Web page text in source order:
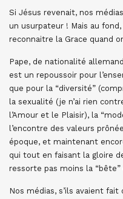
Si Jésus revenait, nos
un usurpateur ! Mais au
reconnaitre la Grace quand
Pape, de nationalité
est un repoussoir pour
que pour la “diversité”
la sexualité (je n’ai rien
l’Amour et le Plaisir), la
l’encontre des valeurs
époque, et maintenant
qui tout en faisant la gloire
ressorte pas moins la
Nos médias, s’ils avaient